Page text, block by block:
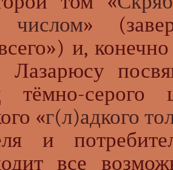
числом»
и,
Лазарюсу
тёмно-
«г(л)адкого
и
все